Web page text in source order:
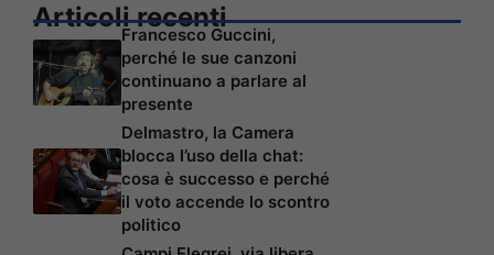
Articoli recenti
Francesco Guccini,
perché le sue canzoni
continuano a parlare al
presente
Delmastro, la Camera
blocca l’uso della chat:
cosa è successo e perché
il voto accende lo scontro
politico